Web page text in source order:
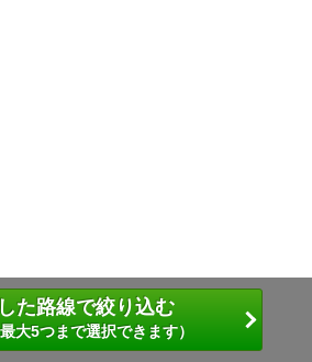
た路線で絞り込む
最大5つまで選択できます）